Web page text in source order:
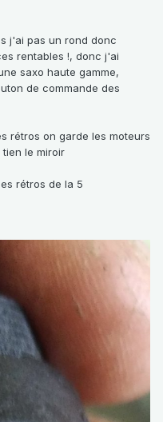
j'ai pas un rond donc
rentables !, donc j'ai
saxo haute gamme,
de commande des
rétros on garde les moteurs
le miroir
rétros de la 5